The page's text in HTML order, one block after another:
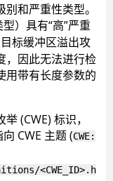
和严重性类型。
型）具有“高”严重
标缓冲区溢出攻
，因此无法进行检
用带有长度参数的
(CWE) 标识，
CWE 主题 (CWE:
<CWE_ID>.h